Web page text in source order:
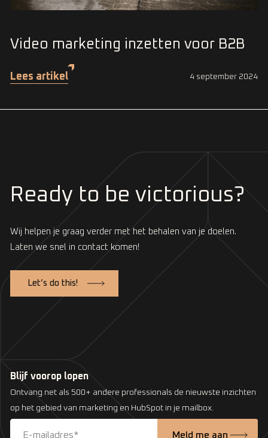
Video marketing inzetten voor B2B
Lees artikel 4 september 2024
Ready to be victorious?
Wij helpen je graag verder met het behalen van je doelen.
Laten we snel in contact komen!
Let’s do this!
Blijf voorop lopen
Ontvang net als 500+ andere professionals de nieuwste inzichten
op het gebied van marketing en HubSpot in je mailbox.